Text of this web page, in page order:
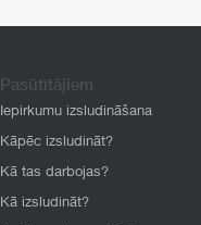
Pasūtītājiem
Iepirkumu izsludināšana
Kāpēc izsludināt?
Kā tas darbojas?
Kā izsludināt?